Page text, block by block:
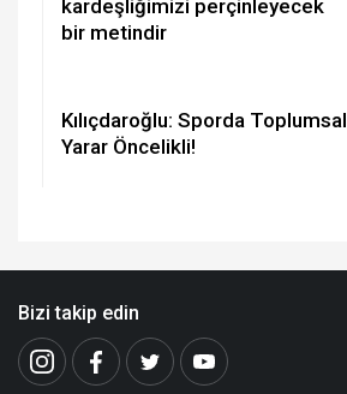
kardeşliğimizi perçinleyecek
bir metindir
Kılıçdaroğlu: Sporda Toplumsal
Yarar Öncelikli!
Bizi takip edin